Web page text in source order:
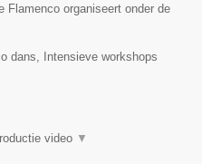
Flamenco organiseert onder de
dans, Intensieve workshops
video ▼